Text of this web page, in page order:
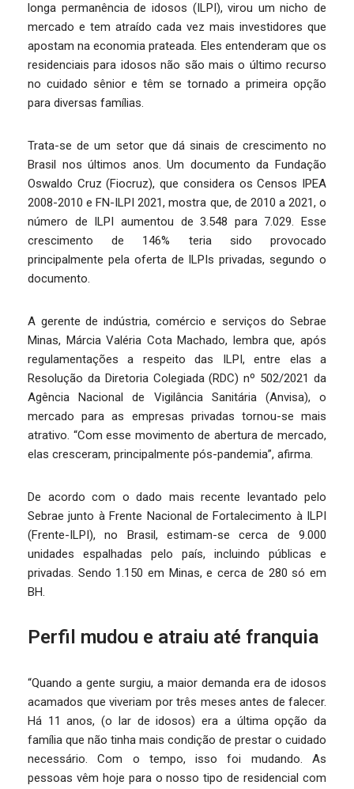
longa permanência de idosos (ILPI), virou um nicho de
mercado e tem atraído cada vez mais investidores que
apostam na economia prateada. Eles entenderam que os
residenciais para idosos não são mais o último recurso
no cuidado sênior e têm se tornado a primeira opção
para diversas famílias.
Trata-se de um setor que dá sinais de crescimento no
Brasil nos últimos anos. Um documento da Fundação
Oswaldo Cruz (Fiocruz), que considera os Censos IPEA
2008-2010 e FN-ILPI 2021, mostra que, de 2010 a 2021, o
número de ILPI aumentou de 3.548 para 7.029. Esse
crescimento de 146% teria sido provocado
principalmente pela oferta de ILPIs privadas, segundo o
documento.
A gerente de indústria, comércio e serviços do Sebrae
Minas, Márcia Valéria Cota Machado, lembra que, após
regulamentações a respeito das ILPI, entre elas a
Resolução da Diretoria Colegiada (RDC) nº 502/2021 da
Agência Nacional de Vigilância Sanitária (Anvisa), o
mercado para as empresas privadas tornou-se mais
atrativo. “Com esse movimento de abertura de mercado,
elas cresceram, principalmente pós-pandemia”, afirma.
De acordo com o dado mais recente levantado pelo
Sebrae junto à Frente Nacional de Fortalecimento à ILPI
(Frente-ILPI), no Brasil, estimam-se cerca de 9.000
unidades espalhadas pelo país, incluindo públicas e
privadas. Sendo 1.150 em Minas, e cerca de 280 só em
BH.
Perfil mudou e atraiu até franquia
“Quando a gente surgiu, a maior demanda era de idosos
acamados que viveriam por três meses antes de falecer.
Há 11 anos, (o lar de idosos) era a última opção da
família que não tinha mais condição de prestar o cuidado
necessário. Com o tempo, isso foi mudando. As
pessoas vêm hoje para o nosso tipo de residencial com